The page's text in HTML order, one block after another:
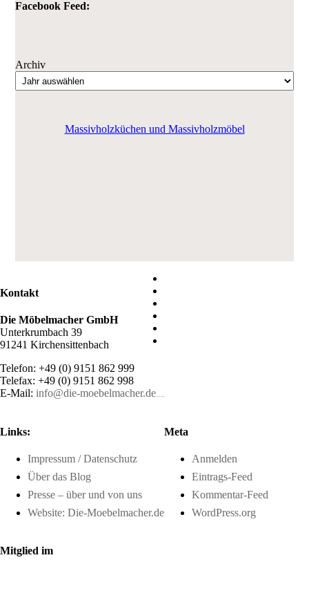
Facebook Feed:
Archiv
Massivholzküchen und Massivholzmöbel
Kontakt
Die Möbelmacher GmbH
Unterkrumbach 39
91241 Kirchensittenbach
Telefon: +49 (0) 9151 862 999
Telefax: +49 (0) 9151 862 998
E-Mail: info@die-moebelmacher.de
Links:
Impressum / Datenschutz
Über das Blog
Presse – über und von uns
Website: Die-Moebelmacher.de
Meta
Anmelden
Eintrags-Feed
Kommentar-Feed
WordPress.org
Mitglied im